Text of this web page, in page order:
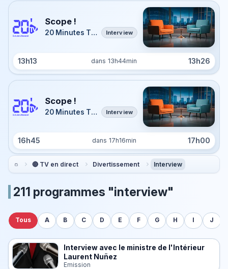
Scope !
20 Minutes TV Île-de-France Interview
13h13 dans 13h44min 13h26
Scope !
20 Minutes TV Île-de-France Interview
16h45 dans 17h16min 17h00
🔴 TV en direct Divertissement Interview
211 programmes "interview"
Tous A B C D E F G H J
Interview avec le ministre de l'Intérieur
Laurent Nuñez
Emission